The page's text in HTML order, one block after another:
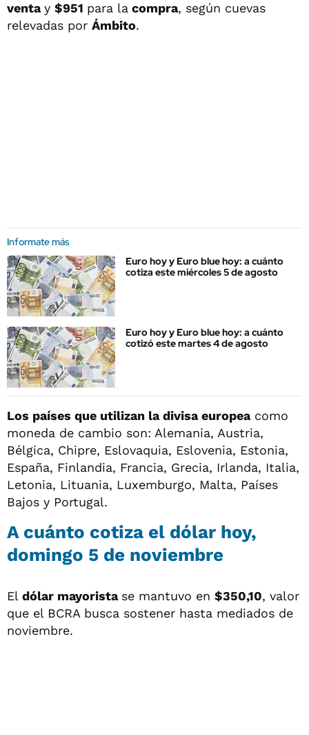
ventay $951 para la compra, según cuevas
relevadas por Ámbito.
Informate más
Euro hoy y Euro blue hoy: a cuánto
cotiza este miércoles 5 de agosto
Euro hoy y Euro blue hoy: a cuánto
cotizó este martes 4 de agosto
Los países que utilizan la divisa europeacomo
moneda de cambio son: Alemania, Austria,
Bélgica, Chipre, Eslovaquia, Eslovenia, Estonia,
España, Finlandia, Francia, Grecia, Irlanda, Italia,
Letonia, Lituania, Luxemburgo, Malta, Países
Bajos y Portugal.
A cuánto cotiza el dólar hoy,
domingo 5 de noviembre
El dólar mayorista se mantuvo en $350,10, valor
que el BCRA busca sostener hasta mediados de
noviembre.